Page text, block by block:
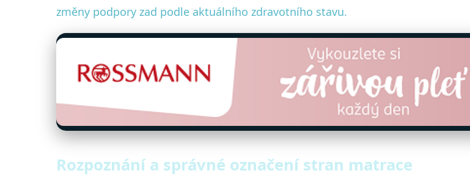
změny podpory zad podle aktuálního zdravotního stavu.
Rozpoznání a správné označení stran matrace